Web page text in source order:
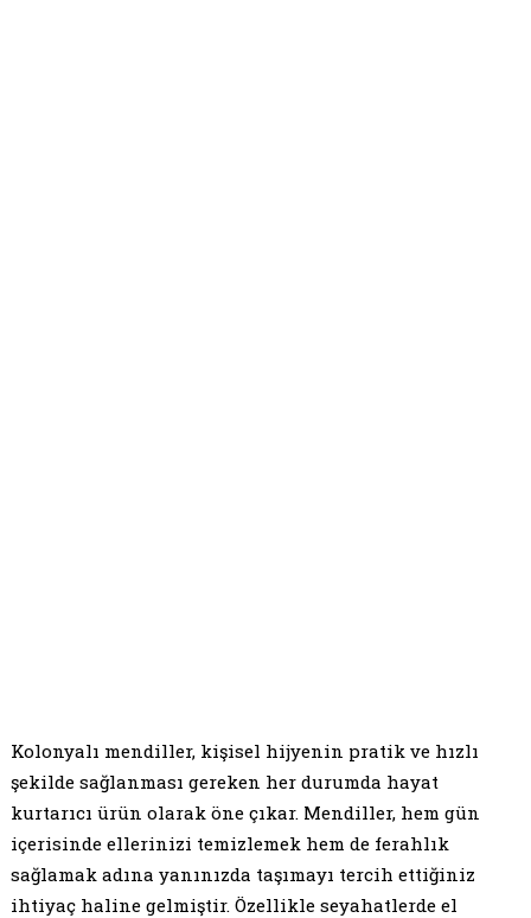
Kolonyalı mendiller, kişisel hijyenin pratik ve hızlı
şekilde sağlanması gereken her durumda hayat
kurtarıcı ürün olarak öne çıkar. Mendiller, hem gün
içerisinde ellerinizi temizlemek hem de ferahlık
sağlamak adına yanınızda taşımayı tercih ettiğiniz
ihtiyaç haline gelmiştir. Özellikle seyahatlerde el